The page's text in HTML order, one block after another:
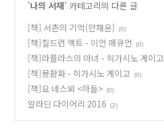
'나의 서재' 카테고리의 다른 글
[책] 서촌의 기억(안채윤)
(0)
[책]칠드런 액트 - 이언 매큐언 (0)
[책]라플라스의 마녀 - 히가시노 게이고
[책]몽환화 - 히가시노 게이고 (0)
[책]요 네스뵈 <아들> (0)
알라딘 다이어리 2016 (2)